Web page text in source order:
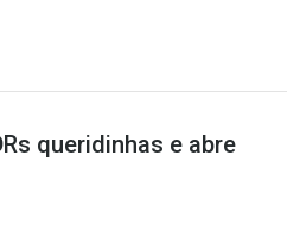
queridinhas e abre